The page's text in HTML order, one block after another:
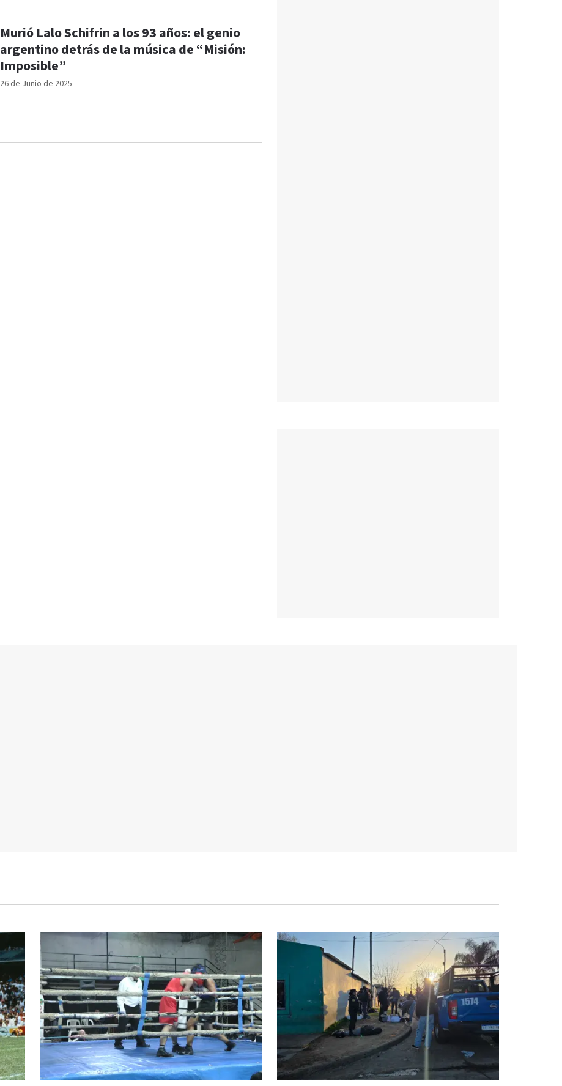
26 de Junio de 2025
Murió Lalo Schifrin a los 93 años: el genio
argentino detrás de la música de “Misión:
Imposible”